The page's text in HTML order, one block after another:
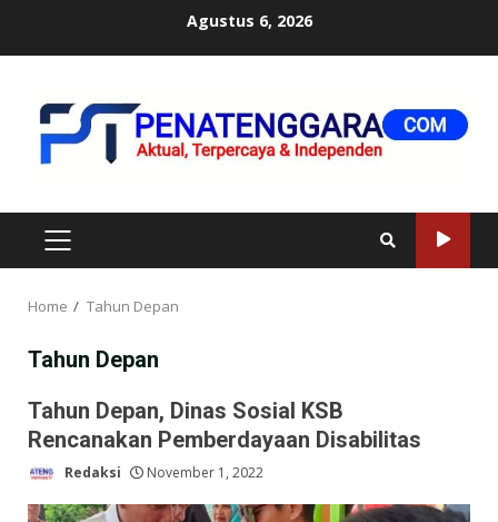
Agustus 6, 2026
PRIMARY
MENU
Home Tahun Depan
Tahun Depan
Tahun Depan, Dinas Sosial KSB
Rencanakan Pemberdayaan Disabilitas
Redaksi November 1, 2022